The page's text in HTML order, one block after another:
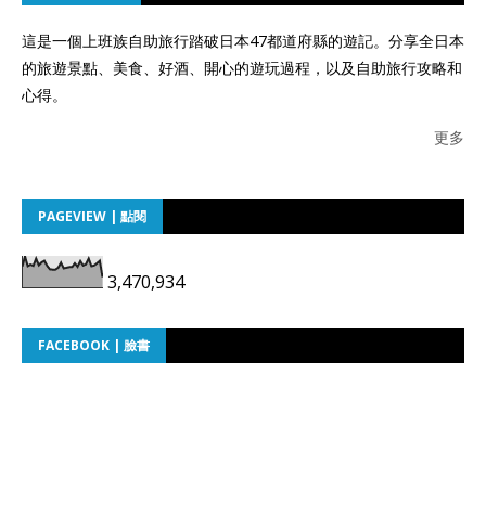
這是一個上班族自助旅行踏破日本47都道府縣的遊記。分享全日本
的旅遊景點、美食、好酒、開心的遊玩過程，以及自助旅行攻略和
心得。
更多
PAGEVIEW | 點閱
3,470,934
FACEBOOK | 臉書